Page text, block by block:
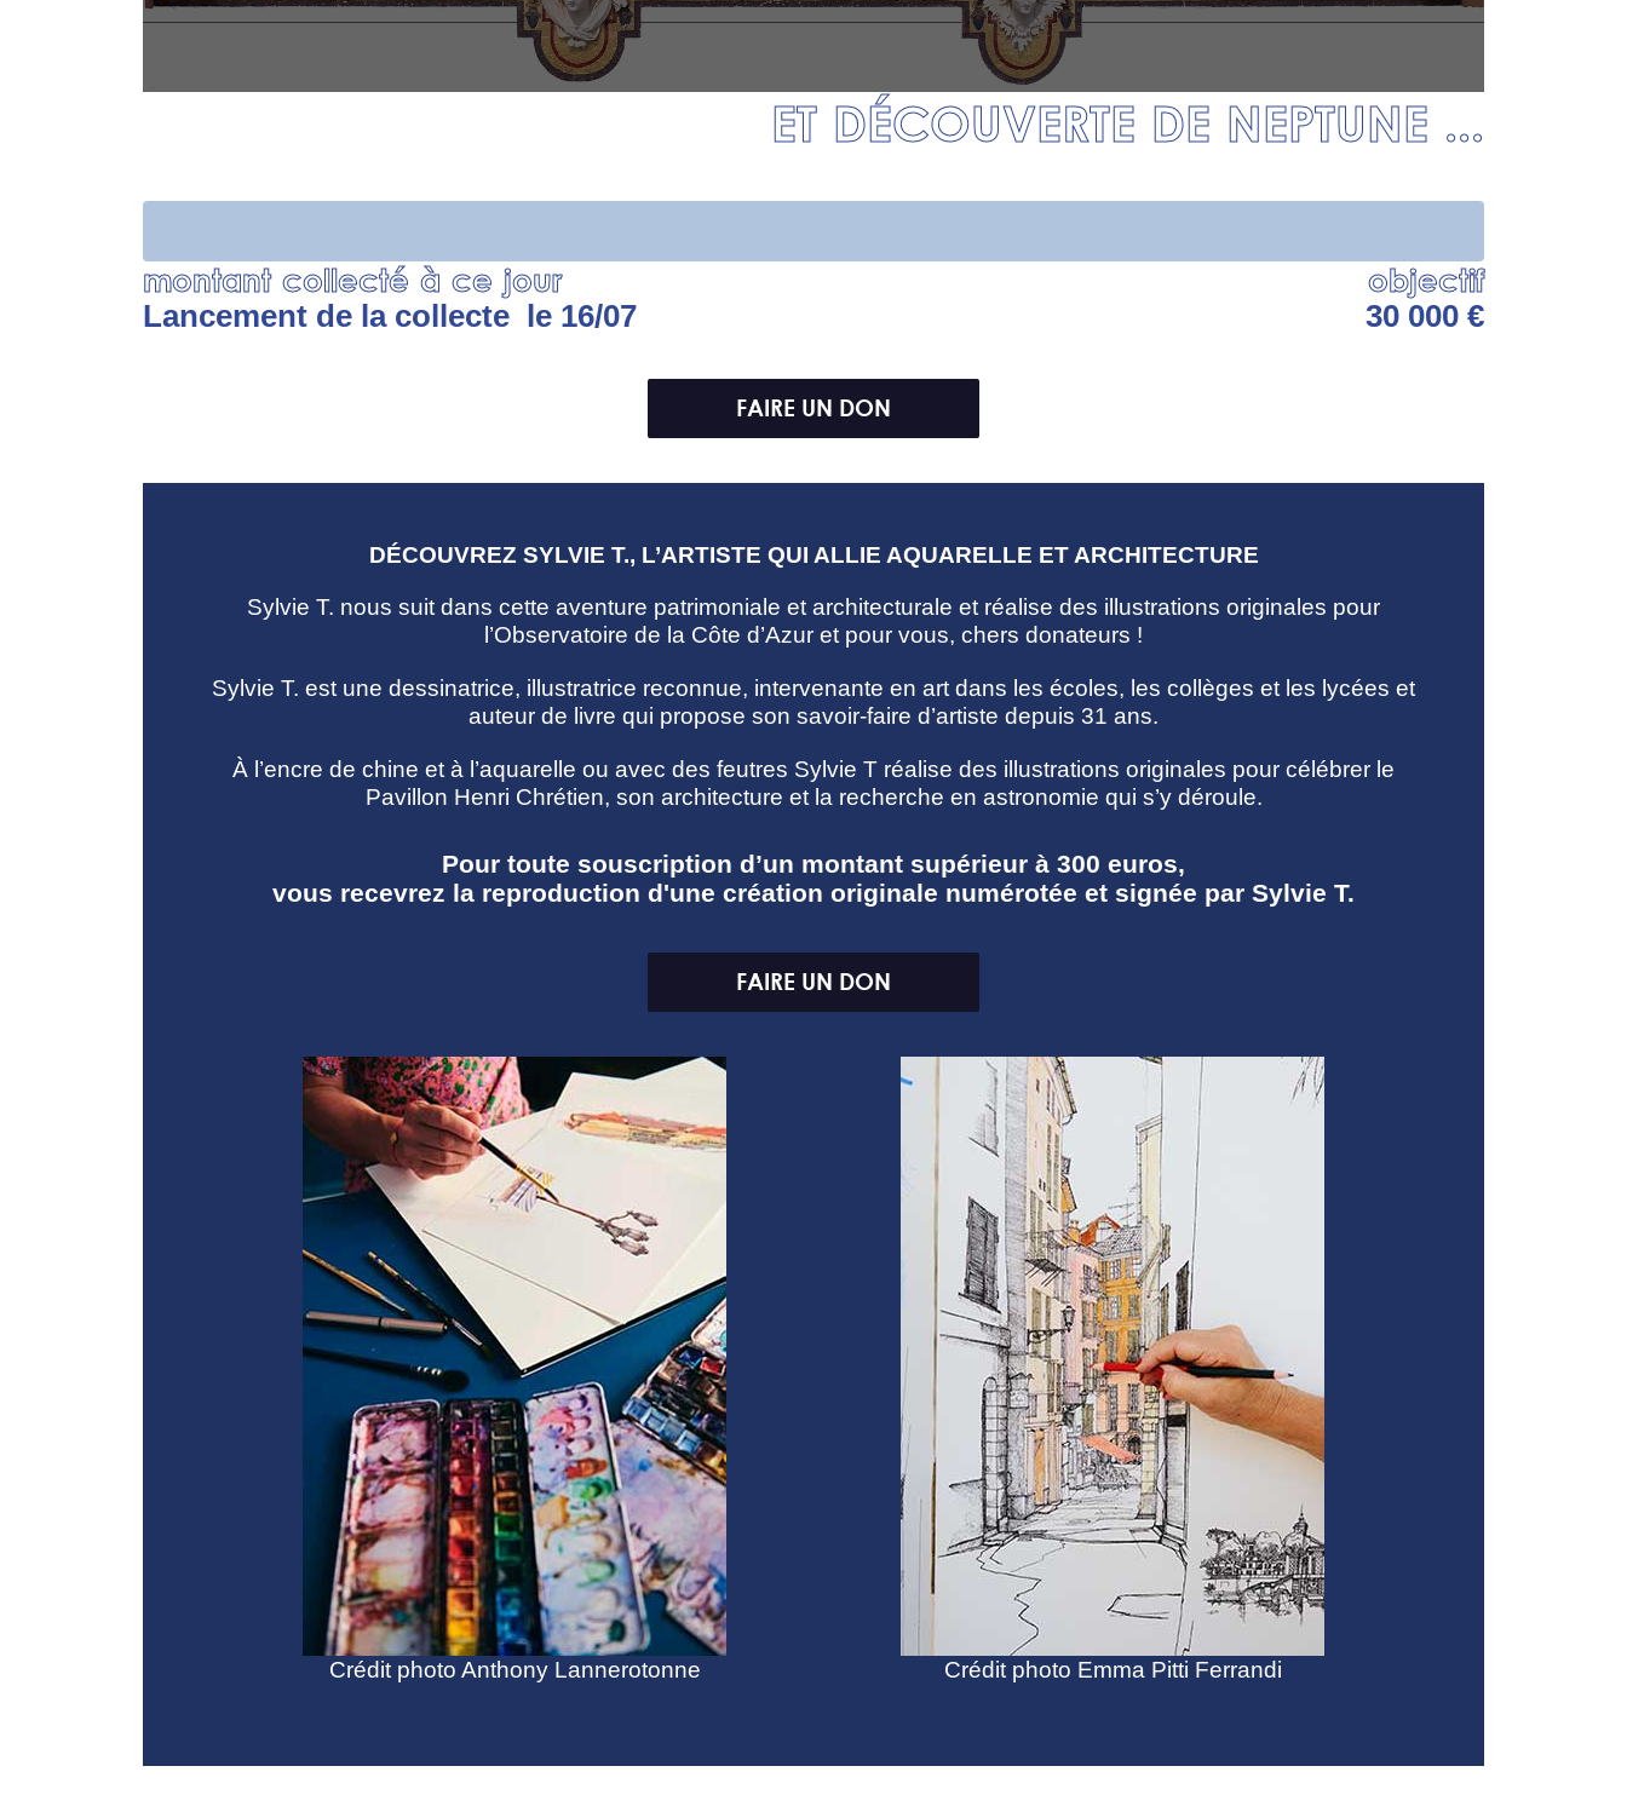
ET DÉCOUVERTE DE NEPTUNE ...
montant collecté à ce jour
Lancement de la collecte le 16/07
objectif
30 000 €
FAIRE UN DON
DÉCOUVREZ SYLVIE T., L’ARTISTE QUI ALLIE AQUARELLE ET ARCHITECTURE
Sylvie T. nous suit dans cette aventure patrimoniale et architecturale et réalise des illustrations originales pour
l’Observatoire de la Côte d’Azur et pour vous, chers donateurs !
Sylvie T. est une dessinatrice, illustratrice reconnue, intervenante en art dans les écoles, les collèges et les lycées et
auteur de livre qui propose son savoir-faire d’artiste depuis 31 ans.
À l’encre de chine et à l’aquarelle ou avec des feutres Sylvie T réalise des illustrations originales pour célébrer le
Pavillon Henri Chrétien, son architecture et la recherche en astronomie qui s’y déroule.
Pour toute souscription d’un montant supérieur à 300 euros,
vous recevrez la reproduction d'une création originale numérotée et signée par Sylvie T.
FAIRE UN DON
Crédit photo Anthony Lannerotonne Crédit photo Emma Pitti Ferrandi